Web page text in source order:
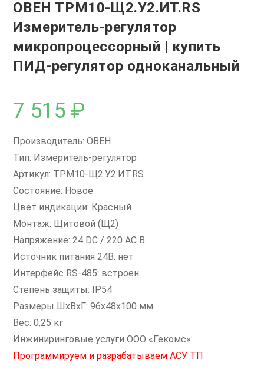
ОВЕН ТРМ10-Щ2.У2.ИТ.RS
Измеритель-регулятор
микропроцессорный | купить
ПИД-регулятор одноканальный
7 515 ₽
Производитель: ОВЕН
Тип: Измеритель-регулятор
Артикул: ТРМ10-Щ2.У2.ИТ.RS
Состояние: Новое
Цвет индикации: Красный
Монтаж: Щитовой (Щ2)
Напряжение: 24 DC / 220 AC В
Источник питания 24В: нет
Интерфейс RS-485: встроен
Степень защиты: IP54
Размеры ШxВxГ: 96х48х100 мм
Вес: 0,25 кг
Инжиниринговые услуги ООО «Гекомс»:
Программируем и разрабатываем АСУ ТП